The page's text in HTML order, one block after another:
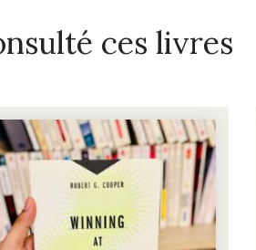
ces livres